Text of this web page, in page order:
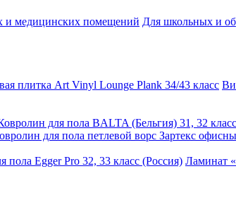
и медицинских помещений Для школьных и
плитка Art Vinyl Lounge Plank 34/43 класс
для пола BALTA (Бельгия) 31, 32 класс
для пола петлевой ворс Зартекс
пола Egger Pro 32, 33 класс (Россия) Ламинат